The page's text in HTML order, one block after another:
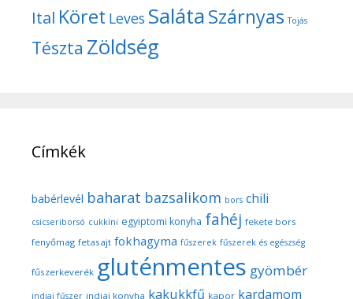
Ital Köret Leves SalátaSzárnyas Tojás
Tészta Zöldség
Címkék
babérlevél baharat bazsalikom bors chili
csicseriborsó cukkíni egyiptomi konyha fahéj fekete bors
fenyőmag fetasajt fokhagyma fűszerek fűszerek és egészség
fűszerkeverék gluténmentes gyömbér
indiai fűszer indiai konyha kakukkfű kapor kardamom